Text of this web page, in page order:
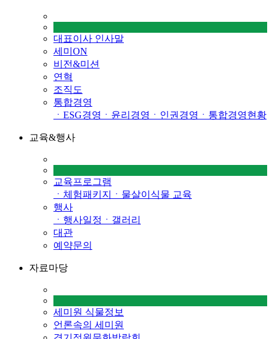
대표이사 인사말
세미ON
비전&미션
연혁
조직도
통합경영
ㆍESG경영 ㆍ윤리경영 ㆍ인권경영 ㆍ통합경영현황
교육&행사
교육프로그램
ㆍ체험패키지
ㆍ물살이식물 교육
행사
ㆍ행사일정 ㆍ갤러리
대관
예약문의
자료마당
세미원 식물정보
언론속의 세미원